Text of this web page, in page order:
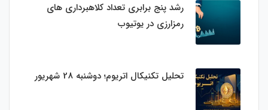
رشد پنج برابری تعداد کلاهبرداری های
رمزارزی در یوتیوب
تحلیل تکنیکال اتریوم؛ دوشنبه 28 شهریور